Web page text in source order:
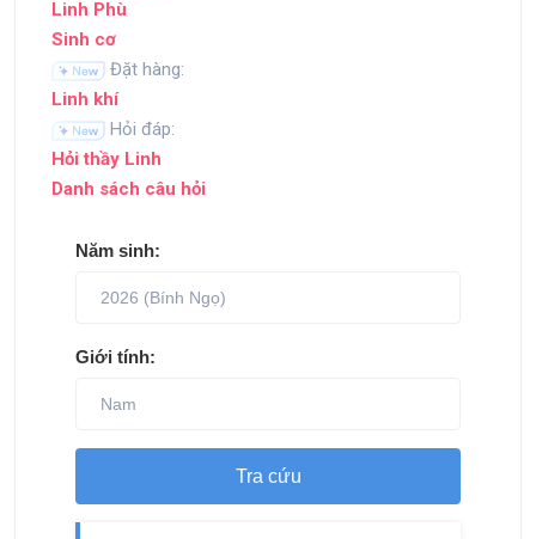
Linh Phù
Sinh cơ
Đặt hàng:
Linh khí
Hỏi đáp:
Hỏi thầy Linh
Danh sách câu hỏi
Năm sinh:
Giới tính:
Tra cứu